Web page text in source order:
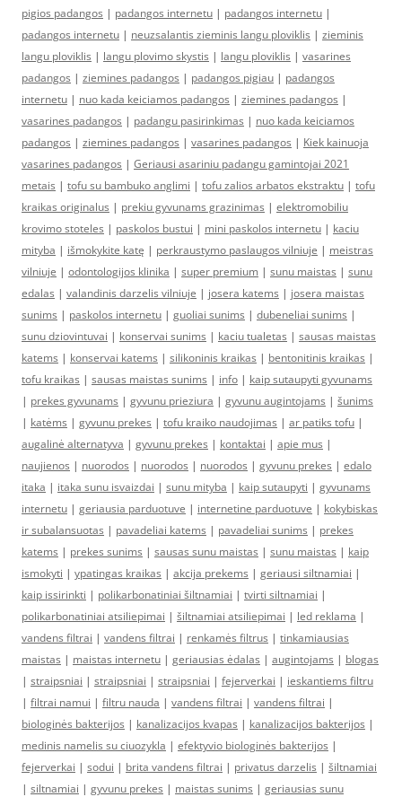
pigios padangos | padangos internetu | padangos internetu |
padangos internetu | neuzsalantis zieminis langu ploviklis | zieminis
langu ploviklis | langu plovimo skystis | langu ploviklis | vasarines
padangos | ziemines padangos | padangos pigiau | padangos
internetu | nuo kada keiciamos padangos | ziemines padangos |
vasarines padangos | padangu pasirinkimas | nuo kada keiciamos
padangos | ziemines padangos | vasarines padangos | Kiek kainuoja
vasarines padangos | Geriausi asariniu padangu gamintojai 2021
metais | tofu su bambuko anglimi | tofu zalios arbatos ekstraktu | tofu
kraikas originalus | prekiu gyvunams grazinimas | elektromobiliu
krovimo stoteles | paskolos bustui | mini paskolos internetu | kaciu
mityba | išmokykite katę | perkraustymo paslaugos vilniuje | meistras
vilniuje | odontologijos klinika | super premium | sunu maistas | sunu
edalas | valandinis darzelis vilniuje | josera katems | josera maistas
sunims | paskolos internetu | guoliai sunims | dubeneliai sunims |
sunu dziovintuvai | konservai sunims | kaciu tualetas | sausas maistas
katems | konservai katems | silikoninis kraikas | bentonitinis kraikas |
tofu kraikas | sausas maistas sunims | info | kaip sutaupyti gyvunams
| prekes gyvunams | gyvunu prieziura | gyvunu augintojams | šunims
| katėms | gyvunu prekes | tofu kraiko naudojimas | ar patiks tofu |
augalinė alternatyva | gyvunu prekes | kontaktai | apie mus |
naujienos | nuorodos | nuorodos | nuorodos | gyvunu prekes | edalo
itaka | itaka sunu isvaizdai | sunu mityba | kaip sutaupyti | gyvunams
internetu | geriausia parduotuve | internetine parduotuve | kokybiskas
ir subalansuotas | pavadeliai katems | pavadeliai sunims | prekes
katems | prekes sunims | sausas sunu maistas | sunu maistas | kaip
ismokyti | ypatingas kraikas | akcija prekems | geriausi siltnamiai |
kaip issirinkti | polikarbonatiniai šiltnamiai | tvirti siltnamiai |
polikarbonatiniai atsiliepimai | šiltnamiai atsiliepimai | led reklama |
vandens filtrai | vandens filtrai | renkamės filtrus | tinkamiausias
maistas | maistas internetu | geriausias ėdalas | augintojams | blogas
| straipsniai | straipsniai | straipsniai | fejerverkai | ieskantiems filtru
| filtrai namui | filtru nauda | vandens filtrai | vandens filtrai |
biologinės bakterijos | kanalizacijos kvapas | kanalizacijos bakterijos |
medinis namelis su ciuozykla | efektyvio biologinės bakterijos |
fejerverkai | sodui | brita vandens filtrai | privatus darzelis | šiltnamiai
| siltnamiai | gyvunu prekes | maistas sunims | geriausias sunu